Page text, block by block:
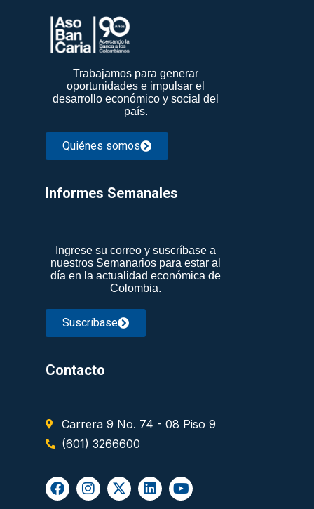
Trabajamos para generar
oportunidades e impulsar el
desarrollo económico y social del
país.
Quiénes somos
Informes Semanales​
Ingrese su correo y suscríbase a
nuestros Semanarios para estar al
día en la actualidad económica de
Colombia.
Suscríbase
Contacto
Carrera 9 No. 74 - 08 Piso 9
(601) 3266600